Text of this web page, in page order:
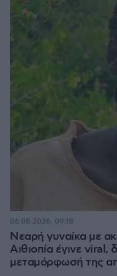
Νεαρή γυναίκα με
Αιθιοπία έγινε viral,
μεταμόρφωσή της
06.08.2026, 09:18